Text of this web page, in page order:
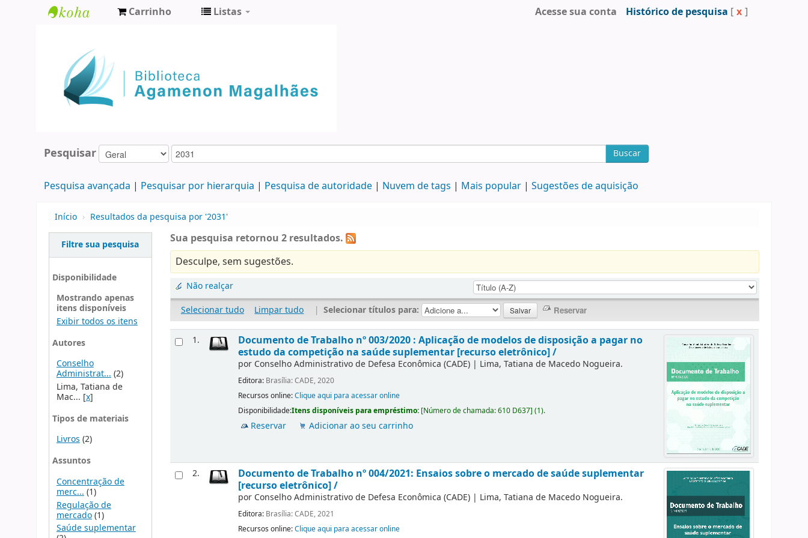
Agamenon
Magalhães
Carrinho Listas Acesse sua conta Histórico de pesquisa [ x ]
Pesquisar Buscar
Pesquisa avançada Pesquisar por hierarquia Pesquisa de autoridade Nuvem de tags Mais popular Sugestões de aquisição
Início › Resultados da pesquisa por '2031'
Filtre sua pesquisa
Disponibilidade
Mostrando apenas
itens disponíveis
Exibir todos os itens
Autores
Conselho
Administrat...(2)
Lima, Tatiana de
Mac... [x]
Tipos de materiais
Livros(2)
Assuntos
Concentração de
merc... (1)
Regulação de
mercado(1)
Saúde suplementar
Sua pesquisa retornou 2 resultados.
Desculpe, sem sugestões.
Não realçar
Selecionar tudo
Limpar tudo | Selecionar títulos para:
1.
Documento de Trabalho nº 003/2020 : Aplicação de modelos de disposição a pagar no
estudo da competição na saúde suplementar [recurso eletrônico] /
por Conselho Administrativo de Defesa Econômica (CADE) | Lima, Tatiana de Macedo Nogueira.
Editora: Brasília: CADE, 2020
Recursos online:Clique aqui para acessar online
Disponibilidade:Itens disponíveis para empréstimo: [Número de chamada:610 D637](1).
Reservar Adicionar ao seu carrinho
2.
Documento de Trabalho nº 004/2021: Ensaios sobre o mercado de saúde suplementar
[recurso eletrônico] /
por Conselho Administrativo de Defesa Econômica (CADE) | Lima, Tatiana de Macedo Nogueira.
Editora: Brasília: CADE, 2021
Recursos online:Clique aqui para acessar online